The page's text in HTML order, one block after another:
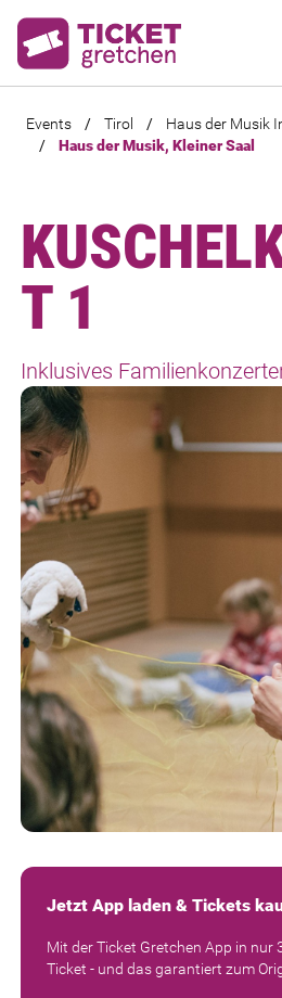
Events / Tirol /
Haus der Musik
/
Haus der Musik, Kleiner Saal
T 1
Inklusives
Jetzt App laden & Tickets
Mit der Ticket Gretchen App in nur
Ticket - und das garantiert zum